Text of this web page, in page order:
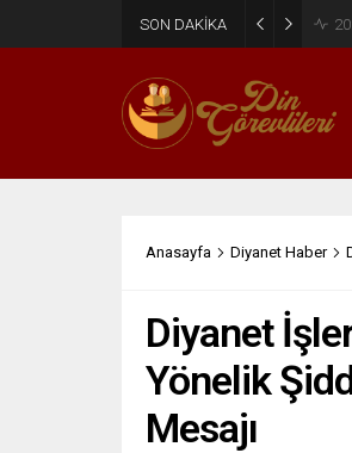
SON DAKİKA
Anasayfa Diyanet Haber
Diyanet
Yönelik
Mesajı